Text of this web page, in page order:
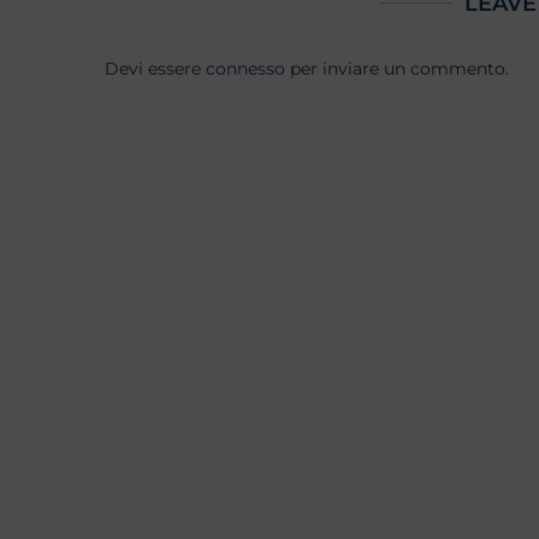
Devi essere connesso per inviare un commento.